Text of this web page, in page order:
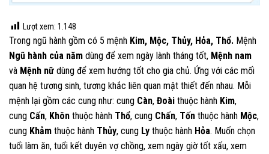
Lượt xem: 1.148
Trong ngũ hành gồm có 5 mệnh Kim, Mộc, Thủy, Hỏa, Thổ. Mệnh
Ngũ hành của năm dùng để xem ngày lành tháng tốt, Mệnh nam
và Mệnh nữ dùng để xem hướng tốt cho gia chủ. Ứng với các mối
quan hệ tương sinh, tương khắc liên quan mật thiết đến nhau. Mỗi
mệnh lại gồm các cung như: cung Càn, Đoài thuộc hành Kim,
cung Cấn, Khôn thuộc hành Thổ, cung Chấn, Tốn thuộc hành Mộc,
cung Khảm thuộc hành Thủy, cung Ly thuộc hành Hỏa. Muốn chọn
tuổi làm ăn, tuổi kết duyên vợ chồng, xem ngày giờ tốt xấu, xem